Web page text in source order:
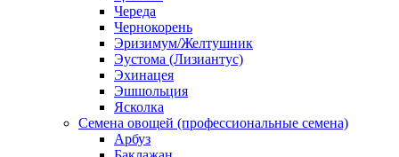
Череда
Чернокорень
Эризимум/Желтушник
Эустома (Лизиантус)
Эхинацея
Эшшольция
Ясколка
Семена овощей (профессиональные семена)
Арбуз